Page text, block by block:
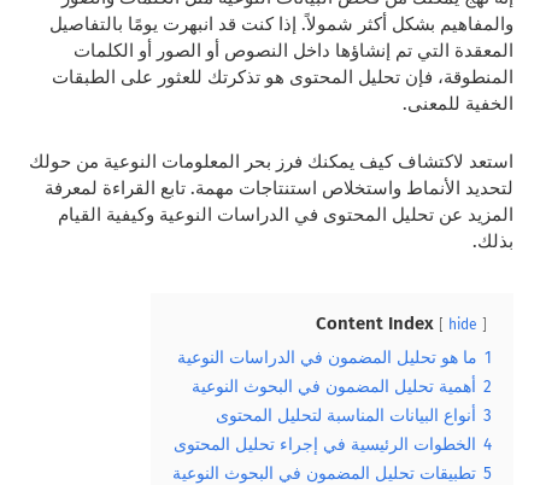
والمفاهيم بشكل أكثر شمولاً. إذا كنت قد انبهرت يومًا بالتفاصيل
المعقدة التي تم إنشاؤها داخل النصوص أو الصور أو الكلمات
المنطوقة، فإن تحليل المحتوى هو تذكرتك للعثور على الطبقات
الخفية للمعنى.
استعد لاكتشاف كيف يمكنك فرز بحر المعلومات النوعية من حولك
لتحديد الأنماط واستخلاص استنتاجات مهمة. تابع القراءة لمعرفة
المزيد عن تحليل المحتوى في الدراسات النوعية وكيفية القيام
بذلك.
Content Index hide
1 ما هو تحليل المضمون في الدراسات النوعية
2 أهمية تحليل المضمون في البحوث النوعية
3 أنواع البيانات المناسبة لتحليل المحتوى
4 الخطوات الرئيسية في إجراء تحليل المحتوى
5 تطبيقات تحليل المضمون في البحوث النوعية